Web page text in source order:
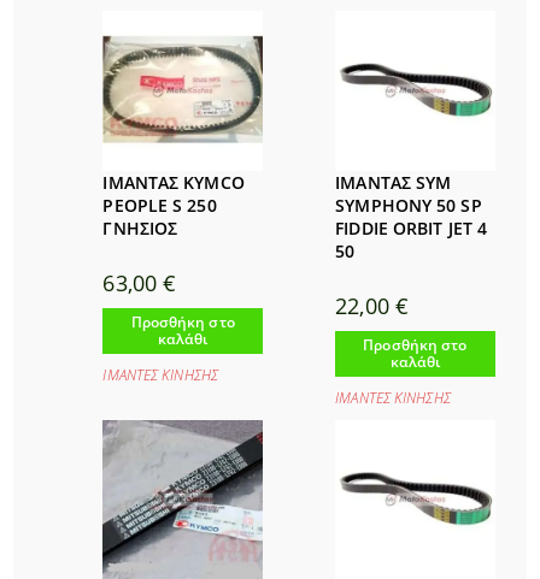
ΙΜΑΝΤΑΣ KYMCO
PEOPLE S 250
ΓΝΗΣΙΟΣ
63,00€
Προσθήκη στο
καλάθι
ΙΜΑΝΤΕΣ ΚΙΝΗΣΗΣ
ΙΜΑΝΤΑΣ SYM
SYMPHONY 50 SP
FIDDIE ORBIT JET 4
50
22,00 €
Προσθήκη στο
καλάθι
ΙΜΑΝΤΕΣ ΚΙΝΗΣΗΣ